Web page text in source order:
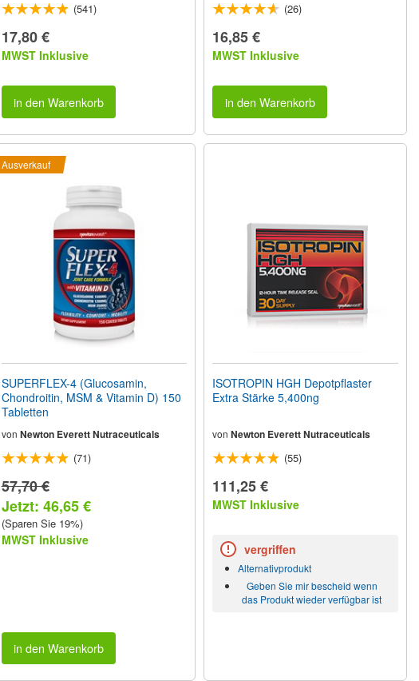
(541)
17,80 €
MWST Inklusive
in den Warenkorb
(26)
16,85 €
MWST Inklusive
in den Warenkorb
Ausverkauf
SUPERFLEX-4 (Glucosamin,
Chondroitin, MSM & Vitamin D) 150
Tabletten
von Newton Everett Nutraceuticals
(71)
57,70 €
Jetzt: 46,65 €
(Sparen Sie 19%)
MWST Inklusive
in den Warenkorb
ISOTROPIN HGH Depotpflaster
Extra Stärke 5,400ng
von Newton Everett Nutraceuticals
(55)
111,25 €
MWST Inklusive
vergriffen
Alternativprodukt
Geben Sie mir bescheid wenn
das Produkt wieder verfügbar ist